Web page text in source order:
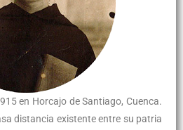
en Horcajo de Santiago, Cuenca.
distancia existente entre su patria